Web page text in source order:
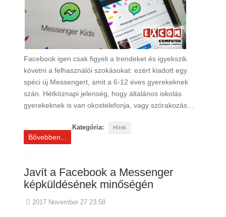
Facebook igen csak figyeli a trendeket és igyekszik
követni a felhasználói szokásokat: ezért kiadott egy
spéci új Messengert, amit a 6-12 éves gyerekeknek
szán. Hétköznapi jelenség, hogy általános iskolás
gyerekeknek is van okostelefonja, vagy szórakozás…
Kategória: Hírek
Bővebben...
Javít a Facebook a Messenger
képküldésének minőségén
2017 November 27 23:58